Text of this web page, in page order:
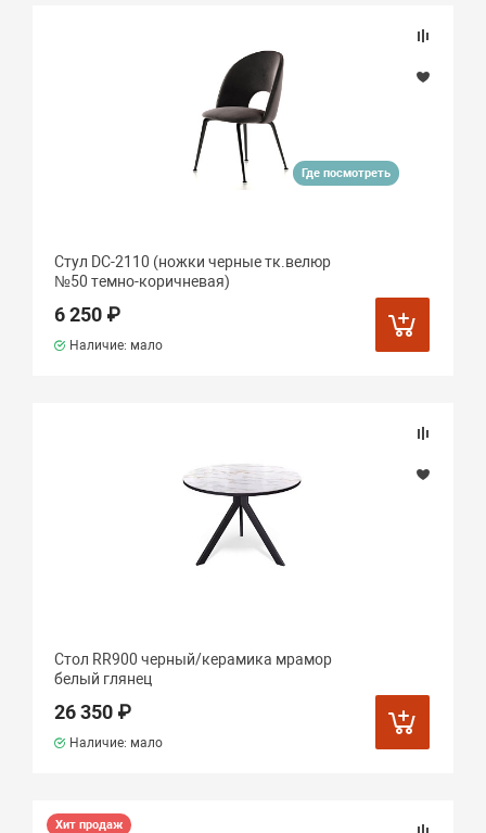
Где посмотреть
Стул DC-2110 (ножки черные тк.велюр
№50 темно-коричневая)
6 250 ₽
Наличие: мало
Стол RR900 черный/керамика мрамор
белый глянец
26 350 ₽
Наличие: мало
Хит продаж